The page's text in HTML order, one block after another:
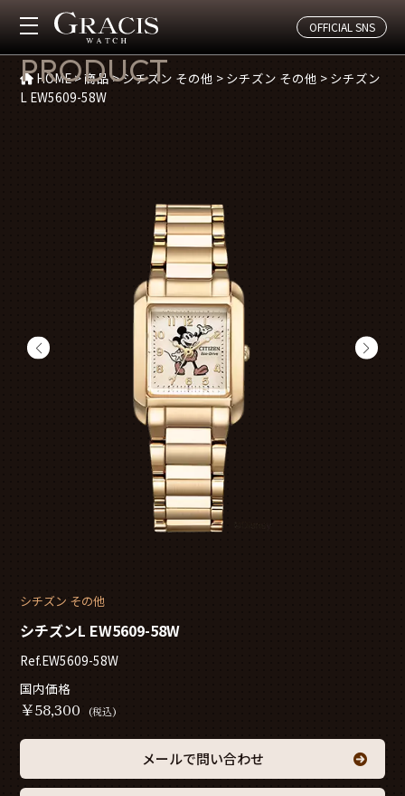
OFFICIAL SNS
商品紹介
PRODUCT
HOME>商品>シチズン その他 > シチズン その他 > シチズン
L EW5609-58W
シチズン その他
シチズンL EW5609-58W
Ref.EW5609-58W
国内価格
￥58,300 (税込)
メールで問い合わせ